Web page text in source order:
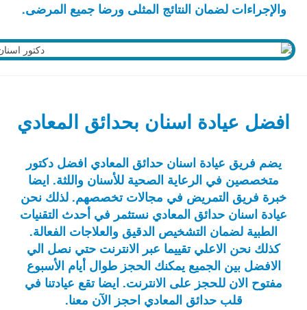
والإجراءات لضمان النتائج المثلى ورضا جميع المرضى.
افضل عيادة اسنان بحدائق المعادي
يضم فريق عيادة اسنان حدائق المعادي افضل دكتور
متخصصين في الرعاية الصحية للأسنان واللثة. ايضا
خبرة فريق التمريض في مجالات تخصصهم. لذلك نحن
عيادة اسنان حدائق المعادي نستثمر في أحدث التقنيات
الطبية لضمان التشخيص الدقيق والعلاجات الفعالة.
كذلك نحن الاعلي تقييما عبر الانترنت حتي نصل الي
الافضل بين الجميع يمكنك الحجز طوال أيام الأسبوع
مفتوح الان للحجز على الانترنت. ايضا تقع عيادتنا في
قلب حدائق المعادي احجز الآن معنا.